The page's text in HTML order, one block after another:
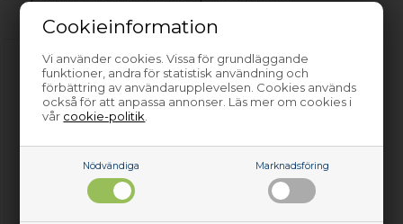
Cookieinformation
Vi använder cookies. Vissa för grundläggande
funktioner, andra för statistisk användning och
förbättring av användarupplevelsen. Cookies används
också för att anpassa annonser. Läs mer om cookies i
vår cookie-politik
Nödvändiga Marknadsföring
Avkalkningsanordning,
universal diskmaskin